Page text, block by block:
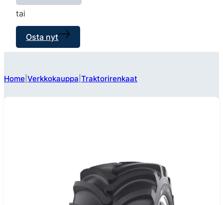
tai
Osta nyt
Home Verkkokauppa Traktorirenkaat